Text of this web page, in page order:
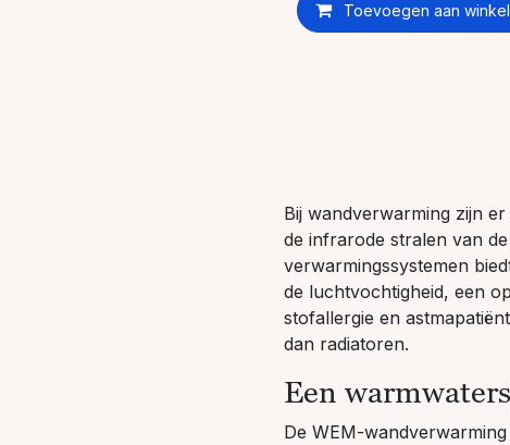
Toevoegen aan
Bij wandverwarming zijn
de infrarode stralen van
verwarmingssystemen
de luchtvochtigheid, een
stofallergie en
dan radiatoren.
Een
De WEM-